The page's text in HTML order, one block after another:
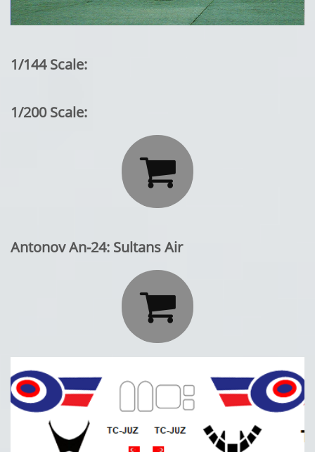
1/144 Scale:
1/200 Scale:

Antonov An-24: Sultans Air
